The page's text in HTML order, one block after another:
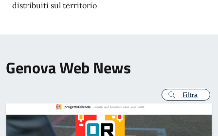
distribuiti sul territorio
Genova Web News
Filtra